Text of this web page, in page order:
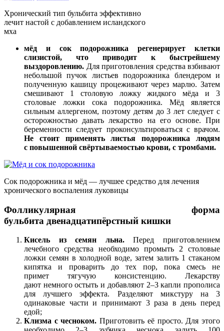
Хронический тип бульбита эффективно
лечит настой с добавлением исландского
мха
мёд и сок подорожника
регенерирует клетки
слизистой, что приводит к быстрейшему
выздоровлению. Для приготовления средства взбивают
небольшой пучок листьев подорожника блендером и
полученную кашицу процеживают через марлю. Затем
смешивают 1 столовую ложку жидкого мёда и 3
столовые ложки сока подорожника. Мёд является
сильным аллергеном, поэтому детям до 3 лет следует с
осторожностью давать лекарство на его основе. При
беременности следует проконсультироваться с врачом.
Не стоит применять листья подорожника людям
с повышенной свёртываемостью крови, с тромбами.
Сок подорожника и мёд — лучшее средство для лечения
хронического воспаления луковицы
Фолликулярная форма
бульбита двенадцатипёрстный кишки
Кисель из семян льна.Перед приготовлением
лечебного средства необходимо промыть 2 столовые
ложки семян в холодной воде, затем залить 1 стаканом
кипятка и проварить до тех пор, пока смесь не
примет тягучую консистенцию. Лекарству
дают немного остыть и добавляют 2–3 капли прополиса
для лучшего эффекта. Разделяют микстуру на 3
одинаковые части и принимают 3 раза в день перед
едой;
Клизма с чесноком.Приготовить её просто. Для этого